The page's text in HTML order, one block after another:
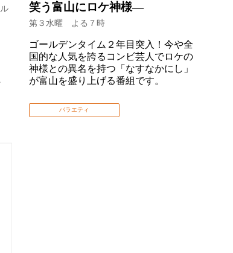
笑う富山にロケ神様―
第３水曜 よる７時
ゴールデンタイム２年目突入！今や全
国的な人気を誇るコンビ芸人でロケの
神様との異名を持つ「なすなかにし」
が富山を盛り上げる番組です。
バラエティ